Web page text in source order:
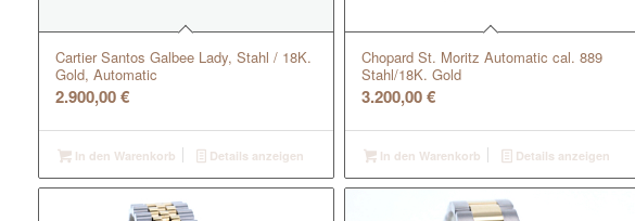
Cartier Santos Galbee Lady, Stahl / 18K.
Gold, Automatic
2.900,00€
In den Warenkorb Details anzeigen
Chopard St. Moritz Automatic cal. 889
Stahl/18K. Gold
3.200,00€
In den Warenkorb Details anzeigen